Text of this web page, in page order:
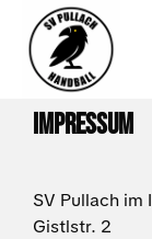
Home
News & Berichte
Impressum
SV Pullach im
Gistlstr. 2